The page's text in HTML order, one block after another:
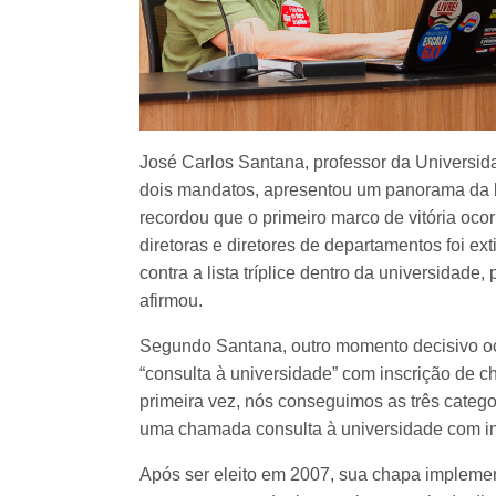
José Carlos Santana, professor da
dois mandatos, apresentou um panorama
recordou que o primeiro marco de vitória
diretoras e diretores de departamentos foi
contra a lista tríplice dentro da universidade,
afirmou.
Segundo Santana, outro momento decisivo
“consulta à universidade” com inscrição de
primeira vez, nós conseguimos as três
uma chamada consulta à universidade com
Após ser eleito em 2007, sua chapa